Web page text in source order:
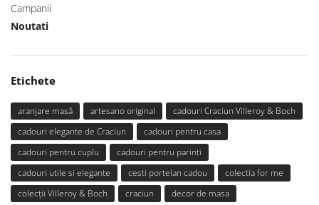
Campanii
Noutati
Etichete
aranjare masă artesano original
cadouri Craciun Villeroy & Boch
cadouri elegante de Craciun
cadouri pentru casa
cadouri pentru cuplu
cadouri pentru parinti
cadouri utile si elegante
cesti portelan cadou
colectia for me
colecții Villeroy & Boch
craciun
decor de masa